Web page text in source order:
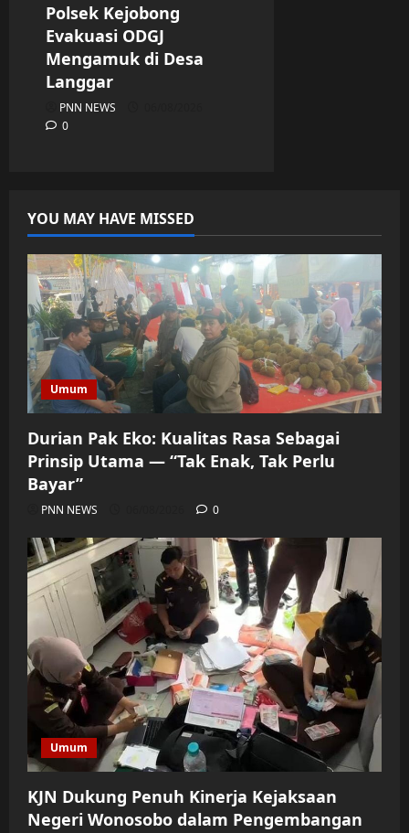
Polsek Kejobong
Evakuasi ODGJ
Mengamuk di Desa
Langgar
PNN NEWS
0
YOU MAY HAVE MISSED
Umum
Durian Pak Eko: Kualitas Rasa Sebagai
Prinsip Utama — “Tak Enak, Tak Perlu
Bayar”
PNN NEWS 0
Umum
KJN Dukung Penuh Kinerja Kejaksaan
Negeri Wonosobo dalam Pengembangan